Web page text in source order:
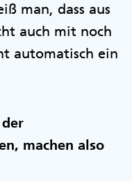
man, dass aus
auch mit noch
automatisch ein
machen also